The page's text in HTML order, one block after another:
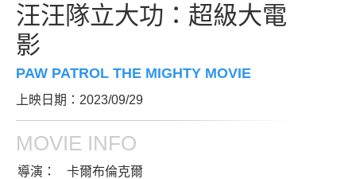
汪汪隊立大功：超級大電
影
PAW PATROL THE MIGHTY MOVIE
上映日期：2023/09/29
MOVIE INFO
導演：
卡爾布倫克爾